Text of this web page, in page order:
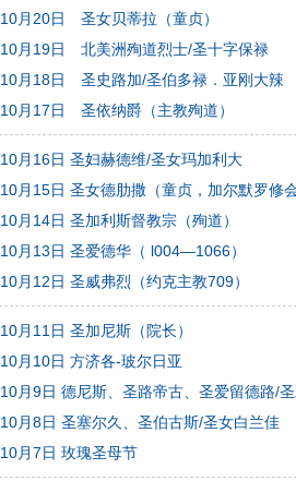
10月20日 圣女贝蒂拉（童贞）
10月19日 北美洲殉道烈士/圣十字保禄
10月18日 圣史路加/圣伯多禄．亚刚大辣
10月17日 圣依纳爵（主教殉道）
10月16日 圣妇赫德维/圣女玛加利大
10月15日 圣女德肋撒（童贞，加尔默罗修
10月14日 圣加利斯督教宗（殉道）
10月13日 圣爱德华（ l004—1066）
10月12日 圣威弗烈（约克主教709）
10月11日 圣加尼斯（院长）
10月10日 方济各-玻尔日亚
10月9日 德尼斯、圣路帝古、圣爱留德路/
10月8日 圣塞尔久、圣伯古斯/圣女白兰佳
10月7日 玫瑰圣母节